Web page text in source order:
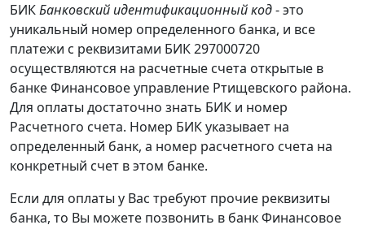
БИКБанковский идентификационный код- это
уникальный номер определенного банка, и все
платежи с реквизитами БИК 297000720
осуществляются на расчетные счета открытые в
банке Финансовое управление Ртищевского района.
Для оплаты достаточно знать БИК и номер
Расчетного счета. Номер БИК указывает на
определенный банк, а номер расчетного счета на
конкретный счет в этом банке.
Если для оплаты у Вас требуют прочие реквизиты
банка, то Вы можете позвонить в банк Финансовое